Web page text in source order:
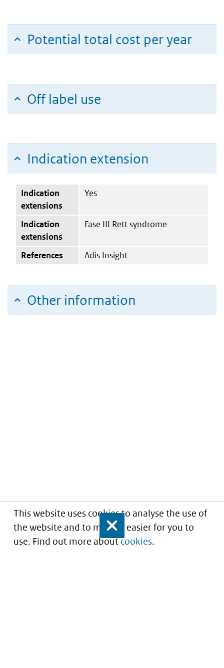
This website uses cookies to analyse the use of
the website and to make it easier for you to
use. Find out more aboutcookies.
Close
Potential total cost per year
Off label use
Indication extension
Indication
extensions
Yes
Indication
extensions
Fase III Rett syndrome
References Adis Insight
Other information